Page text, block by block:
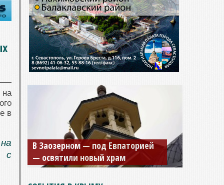
в
с
В Заозерном — под Евпаторией
— освятили новый храм